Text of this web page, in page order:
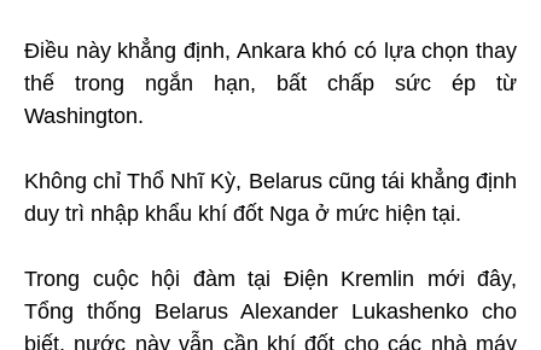
Điều này khẳng định, Ankara khó có lựa chọn thay
thế trong ngắn hạn, bất chấp sức ép từ
Washington.
Không chỉ Thổ Nhĩ Kỳ, Belarus cũng tái khẳng định
duy trì nhập khẩu khí đốt Nga ở mức hiện tại.
Trong cuộc hội đàm tại Điện Kremlin mới đây,
Tổng thống Belarus Alexander Lukashenko cho
biết, nước này vẫn cần khí đốt cho các nhà máy